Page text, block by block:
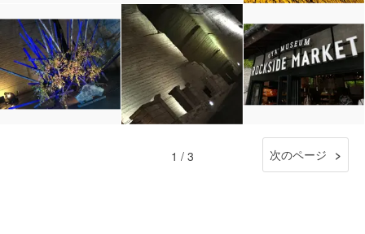
1 / 3 次のページ